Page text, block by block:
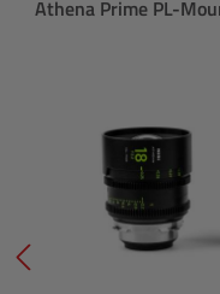
Produktgalerie
Athena Prime PL-